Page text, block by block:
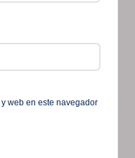
web en este navegador